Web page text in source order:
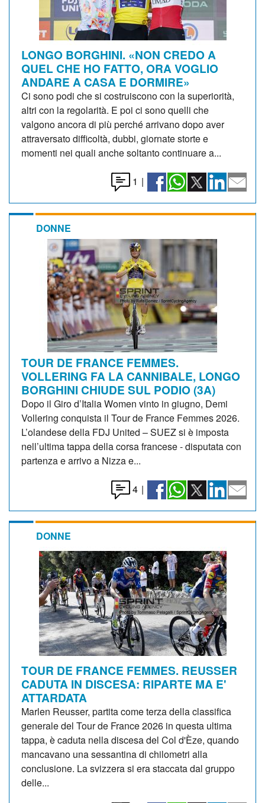
LONGO BORGHINI. «NON CREDO A
QUEL CHE HO FATTO, ORA VOGLIO
ANDARE A CASA E DORMIRE»
Ci sono podi che si costruiscono con la superiorità,
altri con la regolarità. E poi ci sono quelli che
valgono ancora di più perché arrivano dopo aver
attraversato difficoltà, dubbi, giornate storte e
momenti nei quali anche soltanto continuare a...
1 |
DONNE
TOUR DE FRANCE FEMMES.
VOLLERING FA LA CANNIBALE, LONGO
BORGHINI CHIUDE SUL PODIO (3A)
Dopo il Giro d’Italia Women vinto in giugno, Demi
Vollering conquista il Tour de France Femmes 2026.
L’olandese della FDJ United – SUEZ si è imposta
nell’ultima tappa della corsa francese - disputata con
partenza e arrivo a Nizza e...
4 |
DONNE
TOUR DE FRANCE FEMMES. REUSSER
CADUTA IN DISCESA: RIPARTE MA E'
ATTARDATA
Marlen Reusser, partita come terza della classifica
generale del Tour de France 2026 in questa ultima
tappa, è caduta nella discesa del Col d'Èze, quando
mancavano una sessantina di chilometri alla
conclusione. La svizzera si era staccata dal gruppo
delle...